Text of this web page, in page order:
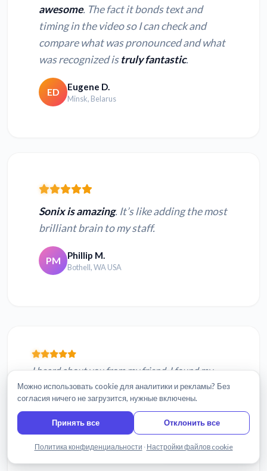
awesome. The fact it bonds text and
timing in the video so I can check and
compare what was pronounced and what
was recognized istruly fantastic.
ED Eugene D.
Minsk, Belarus
Sonix is amazing. It’s like adding the most
brilliant brain to my staff.
PM Phillip M.
Bothell, WA USA
I heard about you from my friend. I found my
transcription to be almost exactly what is in the
audio file.Love it...continue what you are doing.
I appreciate t...
HG
Ottawa, Canada Написать нам
Можно использовать cookie для аналитики и рекламы? Без
согласия ничего не загрузится, нужные включены.
Принять все Отклонить все
Политика конфиденциальности · Настройки файлов cookie